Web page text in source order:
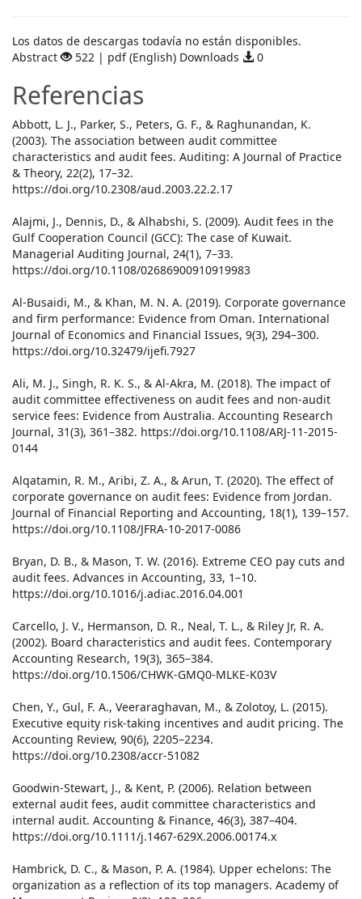
Los datos de descargas todavía no están disponibles.
Abstract
522 | pdf (English) Downloads 0
Referencias
Abbott, L. J., Parker, S., Peters, G. F., & Raghunandan, K.
(2003). The association between audit committee
characteristics and audit fees. Auditing: A Journal of Practice
& Theory, 22(2), 17–32.
https://doi.org/10.2308/aud.2003.22.2.17
Alajmi, J., Dennis, D., & Alhabshi, S. (2009). Audit fees in the
Gulf Cooperation Council (GCC): The case of Kuwait.
Managerial Auditing Journal, 24(1), 7–33.
https://doi.org/10.1108/02686900910919983
Al-Busaidi, M., & Khan, M. N. A. (2019). Corporate governance
and firm performance: Evidence from Oman. International
Journal of Economics and Financial Issues, 9(3), 294–300.
https://doi.org/10.32479/ijefi.7927
Ali, M. J., Singh, R. K. S., & Al-Akra, M. (2018). The impact of
audit committee effectiveness on audit fees and non-audit
service fees: Evidence from Australia. Accounting Research
Journal, 31(3), 361–382. https://doi.org/10.1108/ARJ-11-2015-
0144
Alqatamin, R. M., Aribi, Z. A., & Arun, T. (2020). The effect of
corporate governance on audit fees: Evidence from Jordan.
Journal of Financial Reporting and Accounting, 18(1), 139–157.
https://doi.org/10.1108/JFRA-10-2017-0086
Bryan, D. B., & Mason, T. W. (2016). Extreme CEO pay cuts and
audit fees. Advances in Accounting, 33, 1–10.
https://doi.org/10.1016/j.adiac.2016.04.001
Carcello, J. V., Hermanson, D. R., Neal, T. L., & Riley Jr, R. A.
(2002). Board characteristics and audit fees. Contemporary
Accounting Research, 19(3), 365–384.
https://doi.org/10.1506/CHWK-GMQ0-MLKE-K03V
Chen, Y., Gul, F. A., Veeraraghavan, M., & Zolotoy, L. (2015).
Executive equity risk-taking incentives and audit pricing. The
Accounting Review, 90(6), 2205–2234.
https://doi.org/10.2308/accr-51082
Goodwin‐Stewart, J., & Kent, P. (2006). Relation between
external audit fees, audit committee characteristics and
internal audit. Accounting & Finance, 46(3), 387–404.
https://doi.org/10.1111/j.1467-629X.2006.00174.x
Hambrick, D. C., & Mason, P. A. (1984). Upper echelons: The
organization as a reflection of its top managers. Academy of